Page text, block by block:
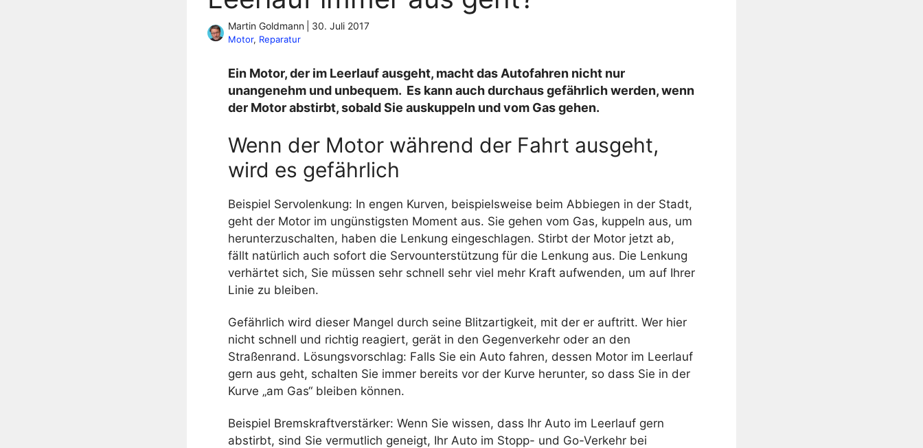
Martin Goldmann 30. Juli 2017
Motor, Reparatur
Ein Motor, der im Leerlauf ausgeht, macht das Autofahren nicht nur
unangenehm und unbequem. Es kann auch durchaus gefährlich werden, wenn
der Motor abstirbt, sobald Sie auskuppeln und vom Gas gehen.
Wenn der Motor während der Fahrt ausgeht,
wird es gefährlich
Beispiel Servolenkung: In engen Kurven, beispielsweise beim Abbiegen in der Stadt,
geht der Motor im ungünstigsten Moment aus. Sie gehen vom Gas, kuppeln aus, um
herunterzuschalten, haben die Lenkung eingeschlagen. Stirbt der Motor jetzt ab,
fällt natürlich auch sofort die Servounterstützung für die Lenkung aus. Die Lenkung
verhärtet sich, Sie müssen sehr schnell sehr viel mehr Kraft aufwenden, um auf Ihrer
Linie zu bleiben.
Gefährlich wird dieser Mangel durch seine Blitzartigkeit, mit der er auftritt. Wer hier
nicht schnell und richtig reagiert, gerät in den Gegenverkehr oder an den
Straßenrand. Lösungsvorschlag: Falls Sie ein Auto fahren, dessen Motor im Leerlauf
gern aus geht, schalten Sie immer bereits vor der Kurve herunter, so dass Sie in der
Kurve „am Gas“ bleiben können.
Beispiel Bremskraftverstärker: Wenn Sie wissen, dass Ihr Auto im Leerlauf gern
abstirbt, sind Sie vermutlich geneigt, Ihr Auto im Stopp- und Go-Verkehr bei